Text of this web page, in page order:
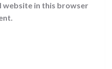
website in this browser